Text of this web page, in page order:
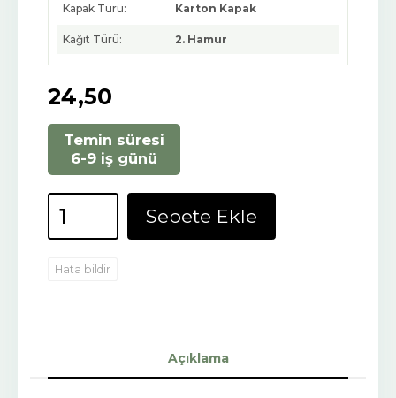
Kapak Türü: Karton Kapak
Kağıt Türü: 2. Hamur
24,50
Temin süresi
6-9 iş günü
Sepete Ekle
Hata bildir
Açıklama